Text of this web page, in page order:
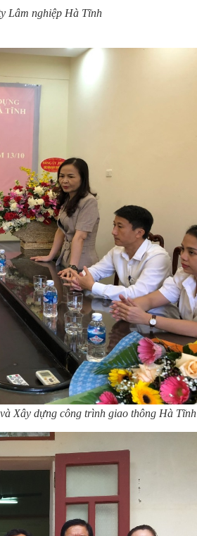
Lâm nghiệp Hà Tĩnh
Xây dựng công trình giao thông Hà Tĩnh